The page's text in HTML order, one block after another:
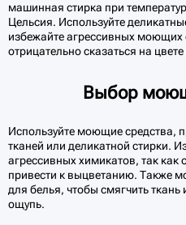
машинная стирка при
Цельсия. Используйте
избежайте агрессивных моющих
отрицательно сказаться на
Выбор
Используйте моющие средства,
тканей или деликатной стирки.
агрессивных химикатов, так как
привести к выцветанию. Также
для белья, чтобы смягчить ткань
ощупь.